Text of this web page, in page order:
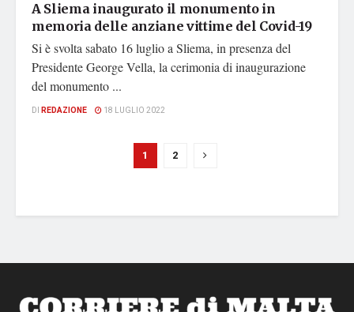
A Sliema inaugurato il monumento in
memoria delle anziane vittime del Covid-19
Si è svolta sabato 16 luglio a Sliema, in presenza del
Presidente George Vella, la cerimonia di inaugurazione
del monumento ...
DI REDAZIONE 18 LUGLIO 2022
1 2